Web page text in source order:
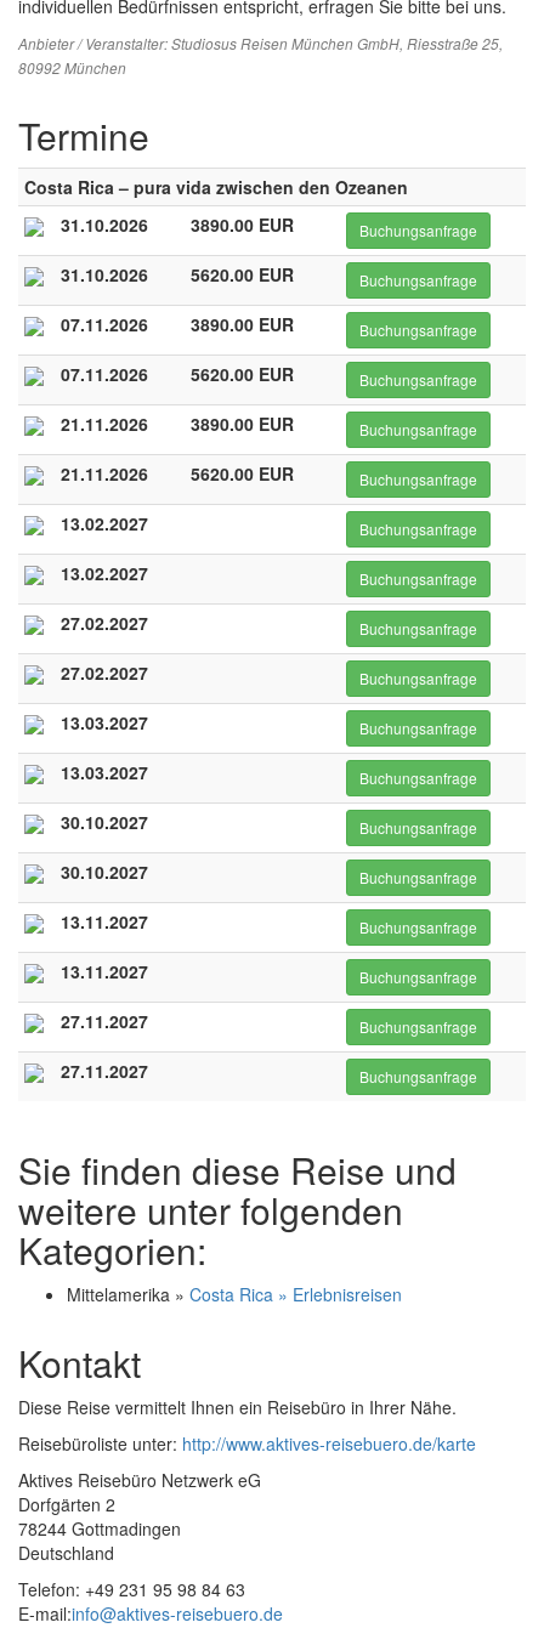
individuellen Bedürfnissen entspricht, erfragen Sie bitte bei uns.
Anbieter / Veranstalter:Studiosus Reisen München GmbH, Riesstraße 25,
80992 München
Termine
Costa Rica – pura vida zwischen den Ozeanen
31.10.2026
3890.00 EUR Buchungsanfrage
31.10.2026 5620.00 EUR Buchungsanfrage
07.11.2026 3890.00 EUR Buchungsanfrage
07.11.2026 5620.00 EUR Buchungsanfrage
21.11.2026 3890.00 EUR Buchungsanfrage
21.11.2026 5620.00 EUR Buchungsanfrage
13.02.2027 Buchungsanfrage
13.02.2027 Buchungsanfrage
27.02.2027 Buchungsanfrage
27.02.2027 Buchungsanfrage
13.03.2027 Buchungsanfrage
13.03.2027 Buchungsanfrage
30.10.2027 Buchungsanfrage
30.10.2027 Buchungsanfrage
13.11.2027 Buchungsanfrage
13.11.2027 Buchungsanfrage
27.11.2027 Buchungsanfrage
27.11.2027 Buchungsanfrage
Sie finden diese Reise und
weitere unter folgenden
Kategorien:
Mittelamerika » Costa Rica » Erlebnisreisen
Kontakt
Diese Reise vermittelt Ihnen ein Reisebüro in Ihrer Nähe.
Reisebüroliste unter: http://www.aktives-reisebuero.de/karte
Aktives Reisebüro Netzwerk eG
Dorfgärten 2
78244 Gottmadingen
Deutschland
Telefon: +49 231 95 98 84 63
E-mail:info@aktives-reisebuero.de